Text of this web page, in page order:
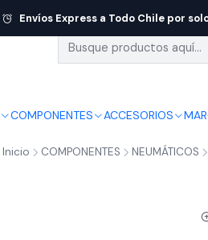
COMPONENTES ACCESORIOS
Envíos Express a Todo Chile por
Inicio COMPONENTES NEUMÁTICOS